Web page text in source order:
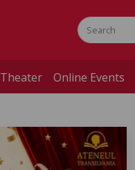
Theater Online Events